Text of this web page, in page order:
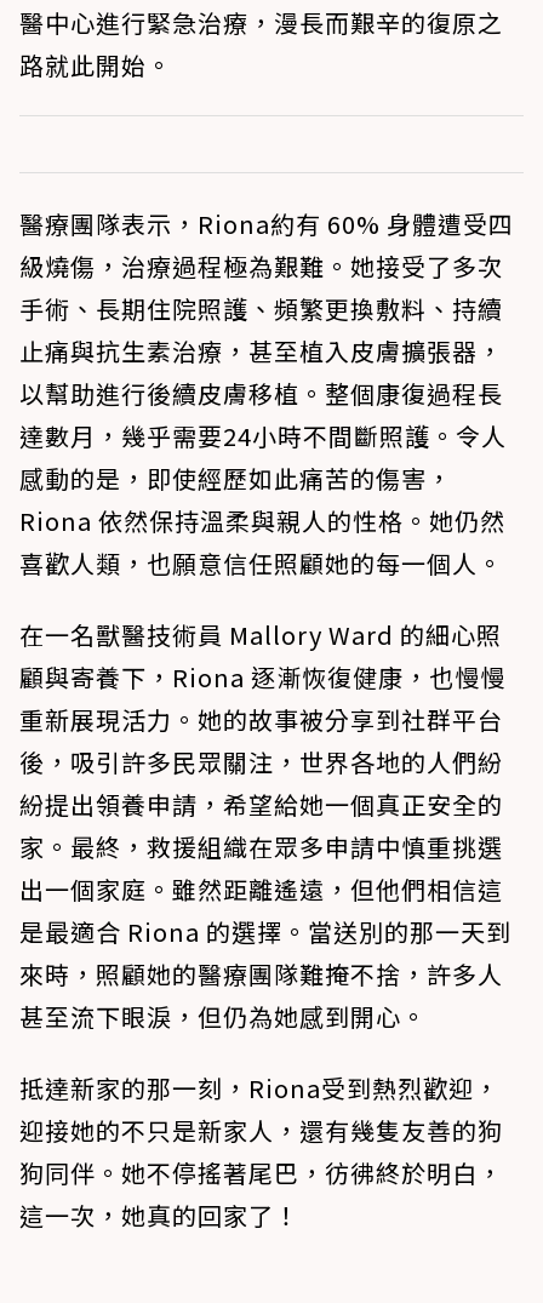
醫中心進行緊急治療，漫長而艱辛的復原之
路就此開始。
醫療團隊表示，Riona約有 60% 身體遭受四
級燒傷，治療過程極為艱難。她接受了多次
手術、長期住院照護、頻繁更換敷料、持續
止痛與抗生素治療，甚至植入皮膚擴張器，
以幫助進行後續皮膚移植。整個康復過程長
達數月，幾乎需要24小時不間斷照護。令人
感動的是，即使經歷如此痛苦的傷害，
Riona 依然保持溫柔與親人的性格。她仍然
喜歡人類，也願意信任照顧她的每一個人。
在一名獸醫技術員 Mallory Ward 的細心照
顧與寄養下，Riona 逐漸恢復健康，也慢慢
重新展現活力。她的故事被分享到社群平台
後，吸引許多民眾關注，世界各地的人們紛
紛提出領養申請，希望給她一個真正安全的
家。最終，救援組織在眾多申請中慎重挑選
出一個家庭。雖然距離遙遠，但他們相信這
是最適合 Riona 的選擇。當送別的那一天到
來時，照顧她的醫療團隊難掩不捨，許多人
甚至流下眼淚，但仍為她感到開心。
抵達新家的那一刻，Riona受到熱烈歡迎，
迎接她的不只是新家人，還有幾隻友善的狗
狗同伴。她不停搖著尾巴，彷彿終於明白，
這一次，她真的回家了！